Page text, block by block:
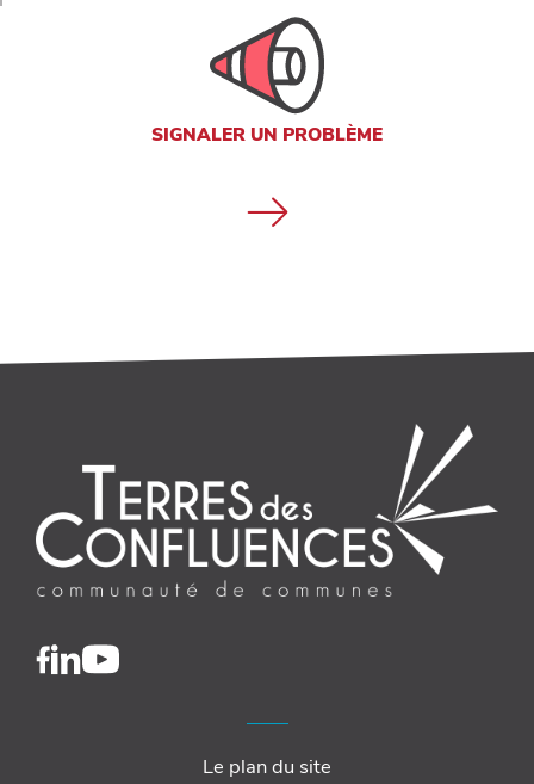
SIGNALER UN PROBLÈME
Le plan du site